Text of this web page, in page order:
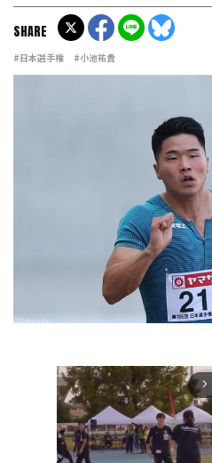
#日本選手権 #小池祐貴
SHARE
arrow_forward_ios